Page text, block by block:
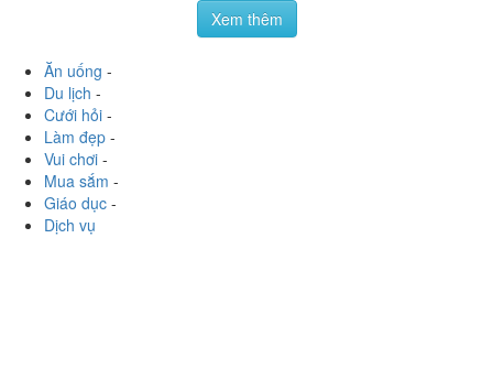
Xem thêm
Ăn uống -
Du lịch -
Cưới hỏi -
Làm đẹp -
Vui chơi -
Mua sắm -
Giáo dục -
Dịch vụ